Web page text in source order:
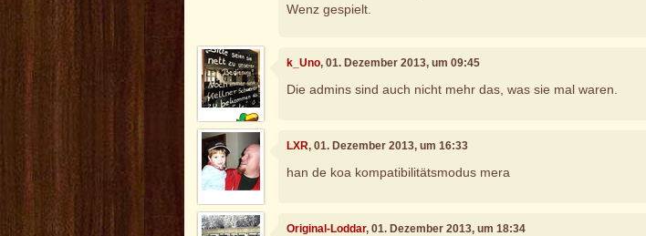
Wenz gespielt.
k_Uno, 01. Dezember 2013, um 09:45
Die admins sind auch nicht mehr das, was sie mal waren.
LXR, 01. Dezember 2013, um 16:33
han de koa kompatibilitätsmodus mera
Original-Loddar, 01. Dezember 2013, um 18:34